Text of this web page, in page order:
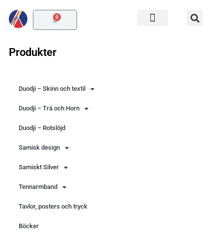
innehåll
0
Varukorg
Produkter
Duodji – Skinn och textil
Duodji – Trä och Horn
Duodji – Rotslöjd
Samisk design
Samiskt Silver
Tennarmband
Tavlor, posters och tryck
Böcker